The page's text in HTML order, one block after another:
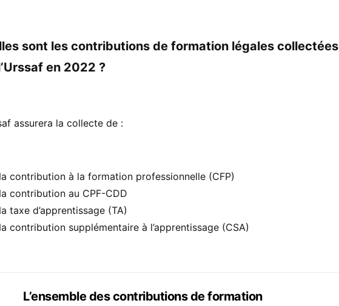
sont les contributions de formation légales collectées
en 2022 ?
assurera la collecte de :
la contribution à la formation professionnelle (CFP)
la contribution au CPF-CDD
la taxe d’apprentissage (TA)
la contribution supplémentaire à l’apprentissage (CSA)
L’ensemble des contributions de formation